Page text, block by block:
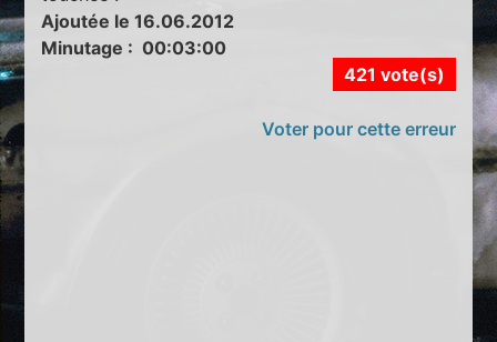
Ajoutée le 16.06.2012
Minutage : 00:03:00
421 vote(s)
Voter pour cette erreur